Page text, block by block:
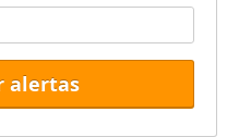
alertas